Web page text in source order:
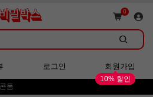
0
시 다양한 혜택 증정!
GRAND OPEN!
로그인 회원가입
10% 할인
돔